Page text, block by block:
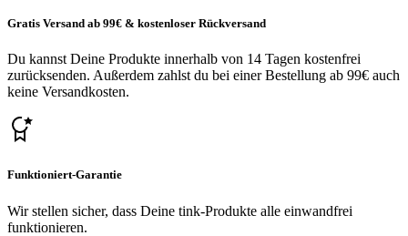
Gratis Versand ab 99€ & kostenloser Rückversand
Du kannst Deine Produkte innerhalb von 14 Tagen kostenfrei
zurücksenden. Außerdem zahlst du bei einer Bestellung ab 99€ auch
keine Versandkosten.
Funktioniert-Garantie
Wir stellen sicher, dass Deine tink-Produkte alle einwandfrei
funktionieren.